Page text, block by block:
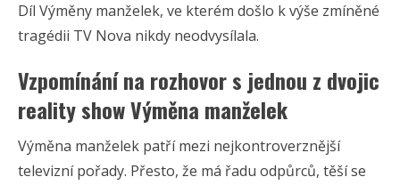
Díl Výměny manželek, ve kterém došlo k výše zmíněné
tragédii TV Nova nikdy neodvysílala.
Vzpomínání na rozhovor s jednou z dvojic
reality show Výměna manželek
Výměna manželek patří mezi nejkontroverznější
televizní pořady. Přesto, že má řadu odpůrců, těší se